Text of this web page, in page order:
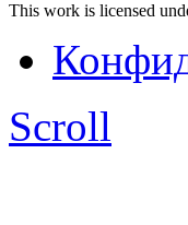
This work is licensed
Scroll